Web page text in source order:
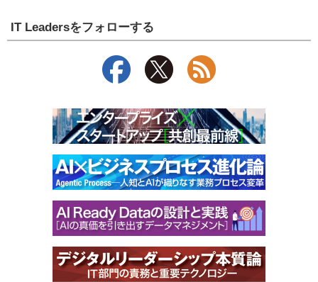
IT Leadersをフォローする